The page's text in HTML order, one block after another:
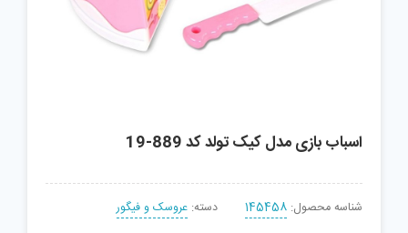
اسباب بازی مدل کیک تولد کد 889-19
شناسه محصول: 145458 دسته: عروسک و فیگور